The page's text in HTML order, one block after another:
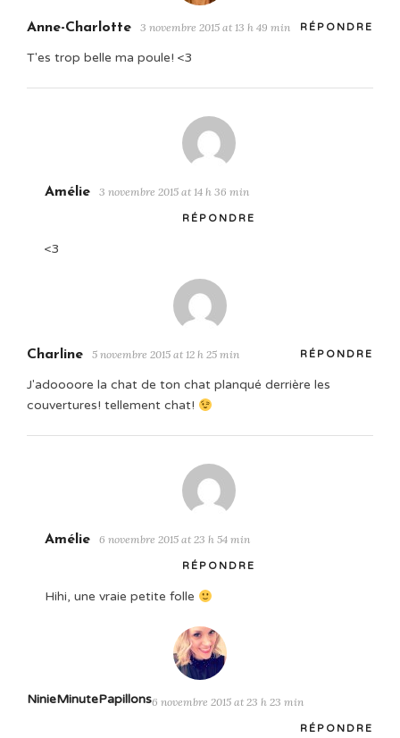
Anne-Charlotte 3 novembre 2015 at 13 h 49 min RÉPONDRE
T'es trop belle ma poule! <3
Amélie 3 novembre 2015 at 14 h 36 min
RÉPONDRE
<3
Charline 5 novembre 2015 at 12 h 25 min RÉPONDRE
J'adoooore la chat de ton chat planqué derrière les
couvertures! tellement chat!
Amélie 6 novembre 2015 at 23 h 54 min
RÉPONDRE
Hihi, une vraie petite folle
NinieMinutePapillons6 novembre 2015 at 23 h 23 min
RÉPONDRE